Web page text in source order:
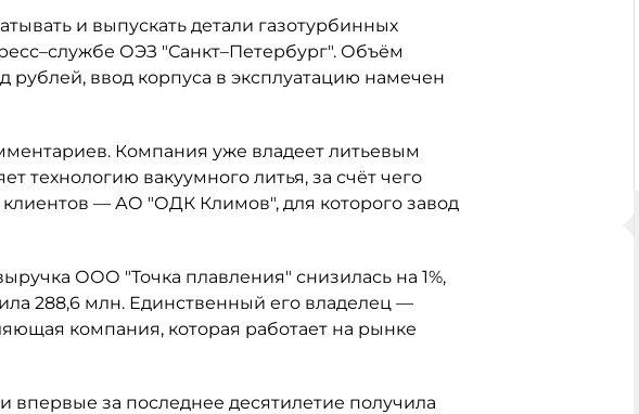
и выпускать детали газотурбинных
ОЭЗ "Санкт–Петербург". Объём
рублей, ввод корпуса в эксплуатацию намечен
Компания уже владеет литьевым
технологию вакуумного литья, за счёт чего
— АО "ОДК Климов", для которого завод
ООО "Точка плавления" снизилась на 1%,
288,6 млн. Единственный его владелец —
компания, которая работает на рынке
впервые за последнее десятилетие получила